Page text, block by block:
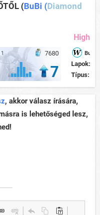
(BuBi (Diamond
7680
1
7
BuBi (
Lapok:
Típus:
, akkor válasz írására,
is lehetőséged lesz,